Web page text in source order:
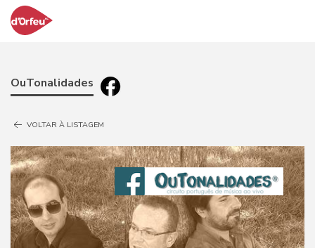
OuTonalidades
VOLTAR À LISTAGEM